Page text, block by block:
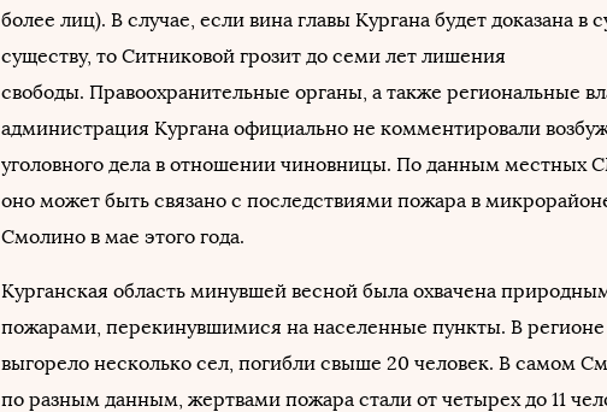
более лиц). В случае, если вина главы Кургана будет доказана в
существу, то Ситниковой грозит до семи лет лишения
свободы. Правоохранительные органы, а также региональные
администрация Кургана официально не комментировали
уголовного дела в отношении чиновницы. По данным местных
оно может быть связано с последствиями пожара в
Смолино в мае этого года.
Курганская область минувшей весной была охвачена
пожарами, перекинувшимися на населенные пункты. В регионе
выгорело несколько сел, погибли свыше 20 человек. В самом
по разным данным, жертвами пожара стали от четырех до 11